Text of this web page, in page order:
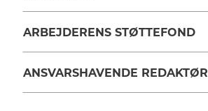
ARBEJDERENS STØTTEFOND
ANSVARSHAVENDE REDAKTØR